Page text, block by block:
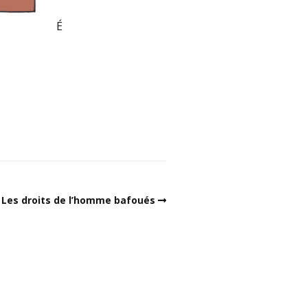
É
Les droits de l’homme bafoués